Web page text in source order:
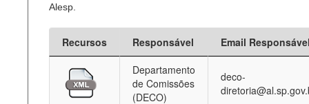
Alesp.
Recursos Responsável
Email
Departamento
de Comissões
(DECO)
deco-